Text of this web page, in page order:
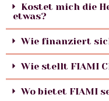
Kostet mich die
etwas?
Wie finanziert
Wie stellt FIAMI
Wo bietet FIAMI